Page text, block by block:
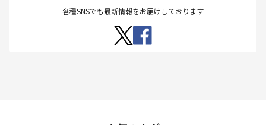
各種SNSでも最新情報をお届けしております